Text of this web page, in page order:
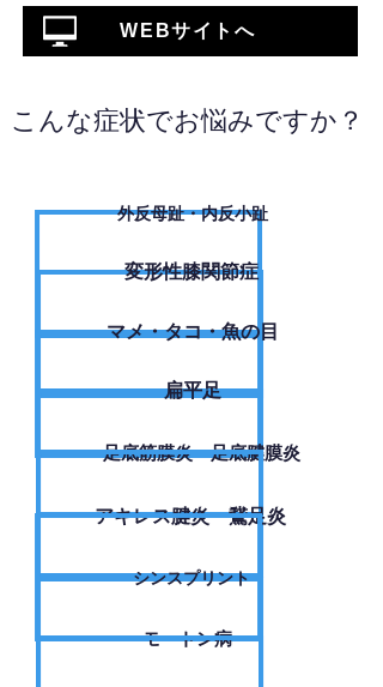
WEBサイトへ
こんな症状でお悩みですか？
外反母趾・内反小趾
変形性膝関節症
​マメ・タコ・魚の目
扁平足
足底筋膜炎・足底腱膜炎
アキレス腱炎・鵞足炎
シンスプリント
モートン病